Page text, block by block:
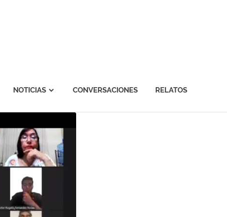
NOTICIAS CONVERSACIONES RELATOS